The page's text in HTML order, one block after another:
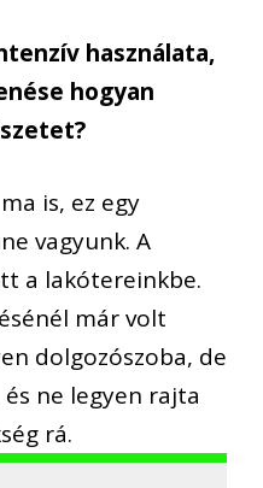
használata,
hogyan
is, ez egy
vagyunk. A
a lakótereinkbe.
már volt
dolgozószoba, de
ne legyen rajta
rá.